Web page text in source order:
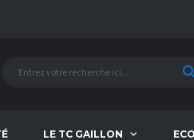
LE TC GAILLON